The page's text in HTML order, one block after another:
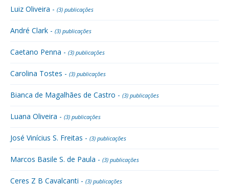
Luiz Oliveira - (3) publicações
André Clark - (3) publicações
Caetano Penna - (3) publicações
Carolina Tostes - (3) publicações
Bianca de Magalhães de Castro - (3) publicações
Luana Oliveira - (3) publicações
José Vinícius S. Freitas - (3) publicações
Marcos Basile S. de Paula - (3) publicações
Ceres Z B Cavalcanti - (3) publicações